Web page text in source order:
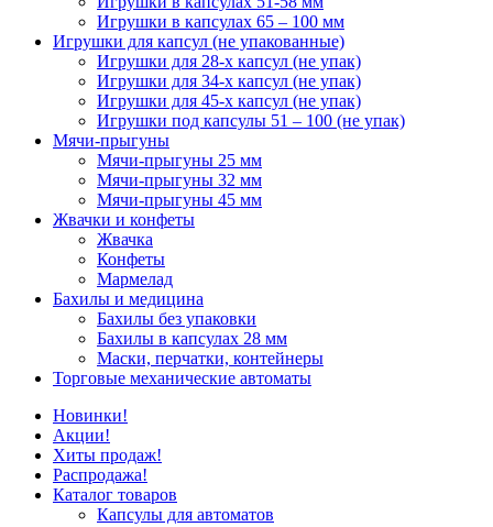
Игрушки в капсулах 65 – 100 мм
Игрушки для капсул (не упакованные)
Игрушки для 28-х капсул (не упак)
Игрушки для 34-х капсул (не упак)
Игрушки для 45-х капсул (не упак)
Игрушки под капсулы 51 – 100 (не упак)
Мячи-прыгуны
Мячи-прыгуны 25 мм
Мячи-прыгуны 32 мм
Мячи-прыгуны 45 мм
Жвачки и конфеты
Жвачка
Конфеты
Мармелад
Бахилы и медицина
Бахилы без упаковки
Бахилы в капсулах 28 мм
Маски, перчатки, контейнеры
Торговые механические автоматы
Новинки!
Акции!
Хиты продаж!
Распродажа!
Каталог товаров
Капсулы для автоматов